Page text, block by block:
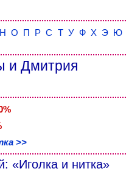
Н О П Р С Т У Ф Х Э Ю
и Дмитрия
>>
«Иголка и нитка»